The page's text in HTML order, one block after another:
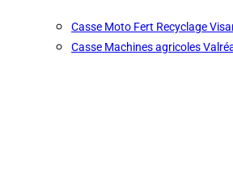
Casse Moto Fert Recyclage
Casse Machines agricoles